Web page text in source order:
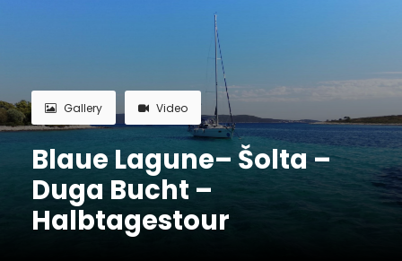
Gallery Video
Blaue Lagune– Šolta –
Duga Bucht –
Halbtagestour